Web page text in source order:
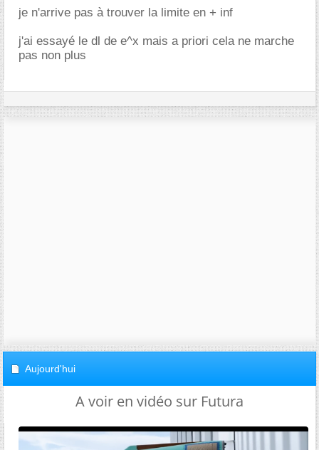
je n'arrive pas à trouver la limite en + inf
j'ai essayé le dl de e^x mais a priori cela ne marche
pas non plus
Aujourd'hui
A voir en vidéo sur Futura